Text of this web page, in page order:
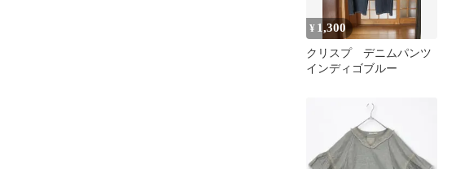
¥ 1,300
クリスプ デニムパンツ
インディゴブルー